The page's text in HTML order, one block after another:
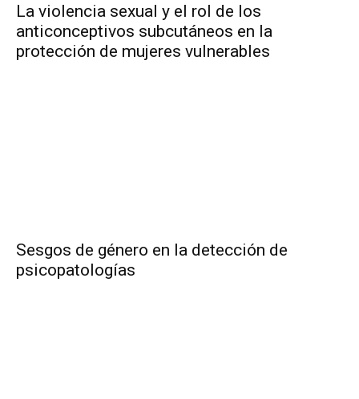
La violencia sexual y el rol de los
anticonceptivos subcutáneos en la
protección de mujeres vulnerables
Sesgos de género en la detección de
psicopatologías